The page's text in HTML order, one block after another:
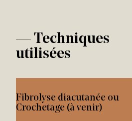
—Techniques
utilisées
Fibrolyse diacutanée ou
Crochetage (à venir)